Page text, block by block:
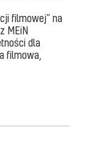
filmowej” na
MEiN
dla
filmowa,